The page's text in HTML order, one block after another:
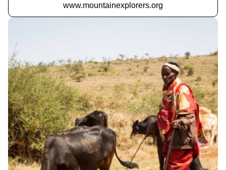
www.mountainexplorers.org